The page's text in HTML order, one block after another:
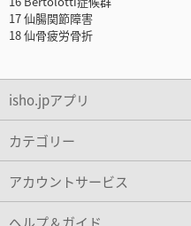
17 仙腸関節障害
18 仙骨疲労骨折
isho.jpアプリ
カテゴリー
アカウントサービス
ヘルプ＆ガイド